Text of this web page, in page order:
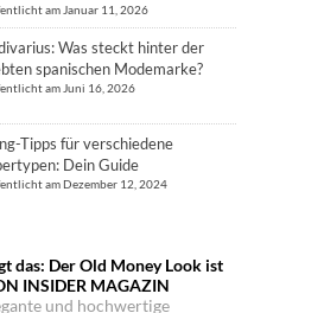
am Januar 11, 2026
Was steckt hinter der
spanischen Modemarke?
am Juni 16, 2026
Tipps für verschiedene
Dein Guide
am Dezember 12, 2024
das: Der Old Money Look ist
INSIDER MAGAZIN
und hochwertige